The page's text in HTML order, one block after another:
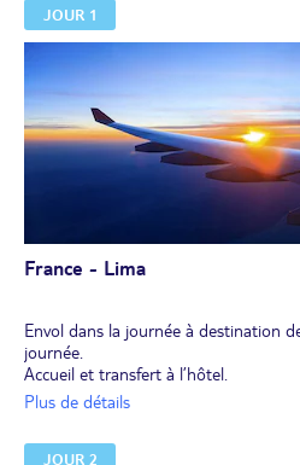
JOUR 1
France - Lima
Envol dans la journée à destination
journée.
Accueil et transfert à l’hôtel.
Dîner et installation pour 2 nuits dans
Option FLEX
Plus de détails
JOUR 2